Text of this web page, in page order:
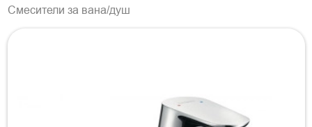
Смесители за вана/душ